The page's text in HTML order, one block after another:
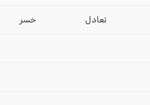
2024-2025تعادل خسر